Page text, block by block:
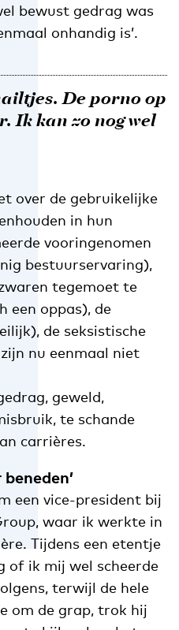
bewust gedrag was
onhandig is’.
De porno op
Ik kan zo nog wel
over de gebruikelijke
in hun
vooringenomen
bestuurservaring),
tegemoet te
een oppas), de
de seksistische
nu eenmaal niet
geweld,
te schande
carrières.
een vice-president bij
waar ik werkte in
Tijdens een etentje
of ik mij wel scheerde
terwijl de hele
om de grap, trok hij